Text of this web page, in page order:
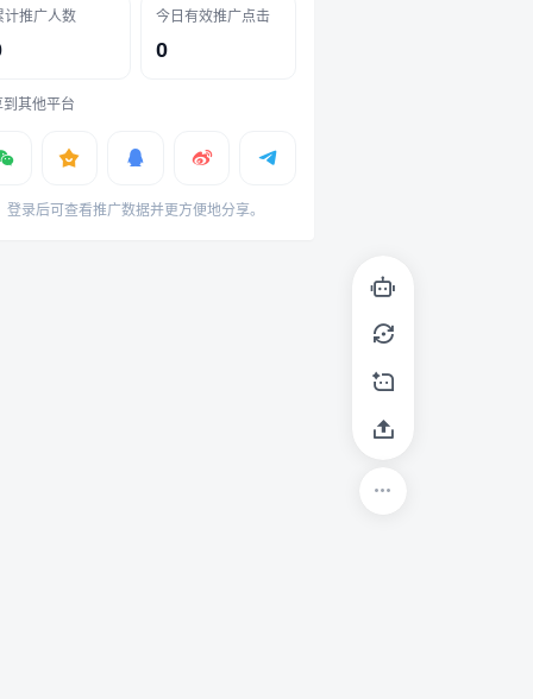
计推广人数 今日有效推广点击
0
到其他平台
登录后可查看推广数据并更方便地分享。